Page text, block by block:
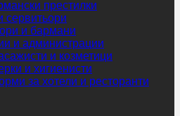
престилки
сервитьори
и бармани
и администрации
и козметици
и хигиенисти
за хотели и ресторанти